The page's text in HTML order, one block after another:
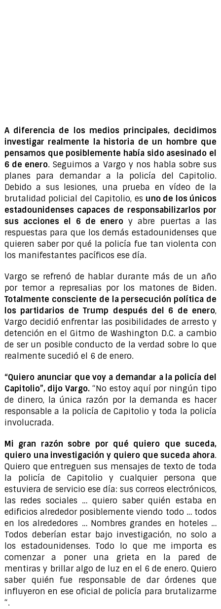
A diferencia de los medios principales, decidimos
investigar realmente la historia de un hombre que
pensamos que posiblemente había sido asesinado el
6 de enero. Seguimos a Vargo y nos habla sobre sus
planes para demandar a la policía del Capitolio.
Debido a sus lesiones, una prueba en vídeo de la
brutalidad policial del Capitolio, es uno de los únicos
estadounidenses capaces de responsabilizarlos por
sus acciones el 6 de enero y abre puertas a las
respuestas para que los demás estadounidenses que
quieren saber por qué la policía fue tan violenta con
los manifestantes pacíficos ese día.
Vargo se refrenó de hablar durante más de un año
por temor a represalias por los matones de Biden.
Totalmente consciente de la persecución política de
los partidarios de Trump después del 6 de enero,
Vargo decidió enfrentar las posibilidades de arresto y
detención en el Gitmo de Washington D.C. a cambio
de ser un posible conducto de la verdad sobre lo que
realmente sucedió el 6 de enero.
“Quiero anunciar que voy a demandar a la policía del
Capitolio”, dijo Vargo.“No estoy aquí por ningún tipo
de dinero, la única razón por la demanda es hacer
responsable a la policía de Capitolio y toda la policía
involucrada.
Mi gran razón sobre por qué quiero que suceda,
quiero una investigación y quiero que suceda ahora.
Quiero que entreguen sus mensajes de texto de toda
la policía de Capitolio y cualquier persona que
estuviera de servicio ese día: sus correos electrónicos,
las redes sociales … quiero saber quién estaba en
edificios alrededor posiblemente viendo todo … todos
en los alrededores … Nombres grandes en hoteles …
Todos deberían estar bajo investigación, no solo a
los estadounidenses. Todo lo que me importa es
comenzar a poner una grieta en la pared de
mentiras y brillar algo de luz en el 6 de enero. Quiero
saber quién fue responsable de dar órdenes que
influyeron en ese oficial de policía para brutalizarme
“.